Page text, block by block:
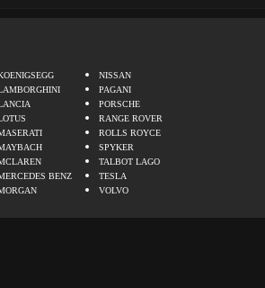
BENZ
NISSAN
PAGANI
PORSCHE
RANGE ROVER
ROLLS ROYCE
SPYKER
TALBOT LAGO
TESLA
VOLVO